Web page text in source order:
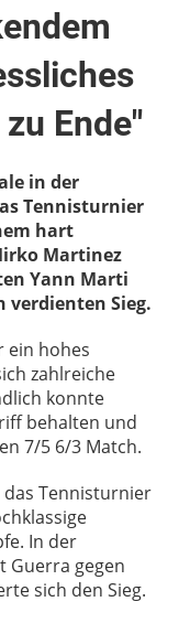
Ende"
in der
Tennisturnier
hart
Martinez
Yann Marti
verdienten Sieg.
ein hohes
zahlreiche
konnte
behalten und
7/5 6/3 Match.
Tennisturnier
In der
Guerra gegen
sich den Sieg.